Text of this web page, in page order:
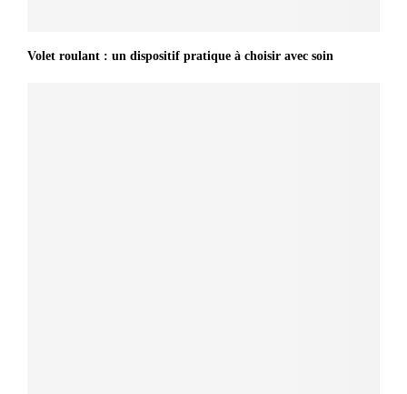
Volet roulant : un dispositif pratique à choisir avec soin